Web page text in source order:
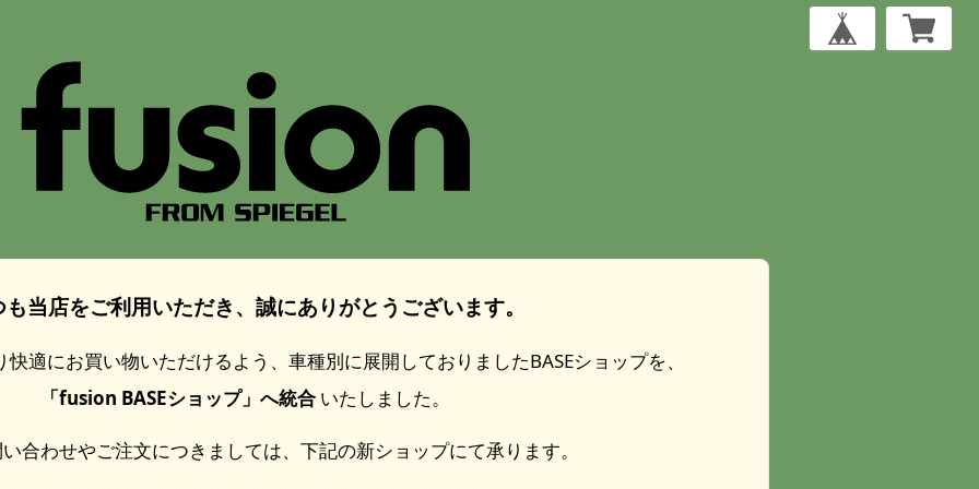
当店をご利用いただき、誠にありがとうございます。
適にお買い物いただけるよう、車種別に展開しておりましたBASEショップを、
「fusion BASEショップ」へ統合いたしました。
合わせやご注文につきましては、下記の新ショップにて承ります。